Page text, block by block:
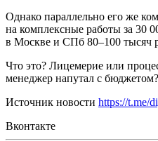
Однако параллельно его же
на комплексные работы за 30
в Москве и СПб 80–100 тысяч
Что это? Лицемерие или
менеджер напутал с бюджетом?
Источник новости https://t.me/
Вконтакте